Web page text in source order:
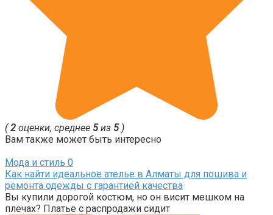
(2 оценки, среднее 5из 5)
Вам также может быть интересно
Мода и стиль 0
Как найти идеальное ателье в Алматы для пошива и
ремонта одежды с гарантией качества
Вы купили дорогой костюм, но он висит мешком на
плечах? Платье с распродажи сидит